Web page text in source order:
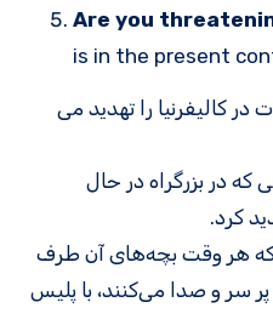
Are you
is in the present
کالیفرنیا را تهدید می
که در بزرگراه در حال
کرد.
هر وقت بچه‌های آن طرف
سر و صدا می‌کنند، با پلیس